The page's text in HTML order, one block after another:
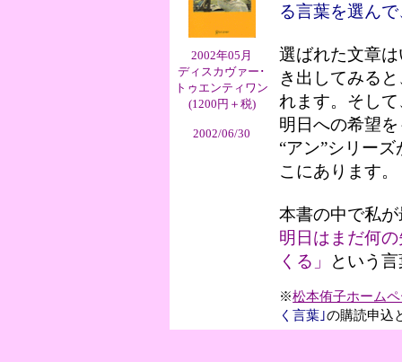
2002年05月
ディスカヴァー･
トゥエンティワン
(1200円＋税)
2002/06/30
る言葉を選ん
選ばれた文章
き出してみる
れます。そし
明日への希望
“アン”シリー
こにあります。
本書の中で私
明日はまだ何
くる」
という
※松本侑子ホーム
く言葉｣の購読申込